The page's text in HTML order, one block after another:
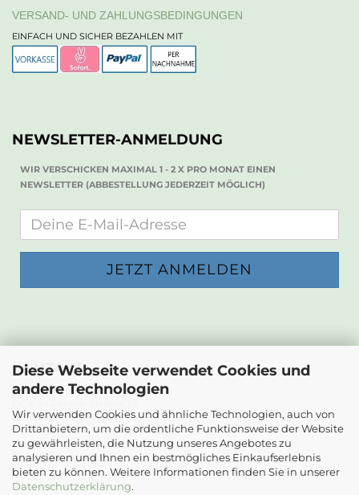
Diese Webseite verwendet Cookies und
andere Technologien
Wir verwenden Cookies und ähnliche Technologien, auch von
Drittanbietern, um die ordentliche Funktionsweise der Website
zu gewährleisten, die Nutzung unseres Angebotes zu
analysieren und Ihnen ein bestmögliches Einkaufserlebnis
bieten zu können. Weitere Informationen finden Sie in unserer
Datenschutzerklärung.
VERSAND- UND ZAHLUNGSBEDINGUNGEN
EINFACH UND SICHER BEZAHLEN MIT
NEWSLETTER-ANMELDUNG
WIR VERSCHICKEN MAXIMAL 1 - 2 X PRO MONAT EINEN
NEWSLETTER (ABBESTELLUNG JEDERZEIT MÖGLICH)
KONTAKT
Die Papierwerkstatt
2232 Deutsch-Wagram
Email: info@diepapierwerkstatt.at
Tel. +43 664 5261978
Kontaktformular